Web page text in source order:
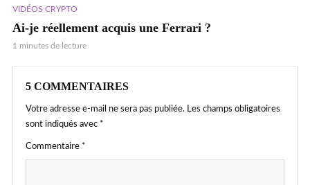
VIDÉOS CRYPTO
Ai-je réellement acquis une Ferrari ?
1 minutes de lecture
5 COMMENTAIRES
Votre adresse e-mail ne sera pas publiée. Les champs obligatoires
sont indiqués avec *
Commentaire *